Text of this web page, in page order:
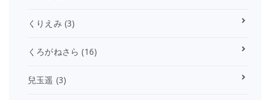
くりえみ (3)
くろがねさら (16)
兒玉遥 (3)